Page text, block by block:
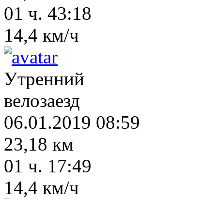
01 ч. 43:18
14,4 км/ч
Утренний
велозаезд
06.01.2019 08:59
23,18 км
01 ч. 17:49
14,4 км/ч